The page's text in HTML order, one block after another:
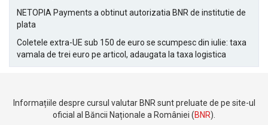
NETOPIA Payments a obtinut autorizatia BNR de institutie de
plata
Coletele extra-UE sub 150 de euro se scumpesc din iulie: taxa
vamala de trei euro pe articol, adaugata la taxa logistica
Informațiile despre cursul valutar BNR sunt preluate de pe site-ul
oficial al Băncii Naționale a României (BNR).